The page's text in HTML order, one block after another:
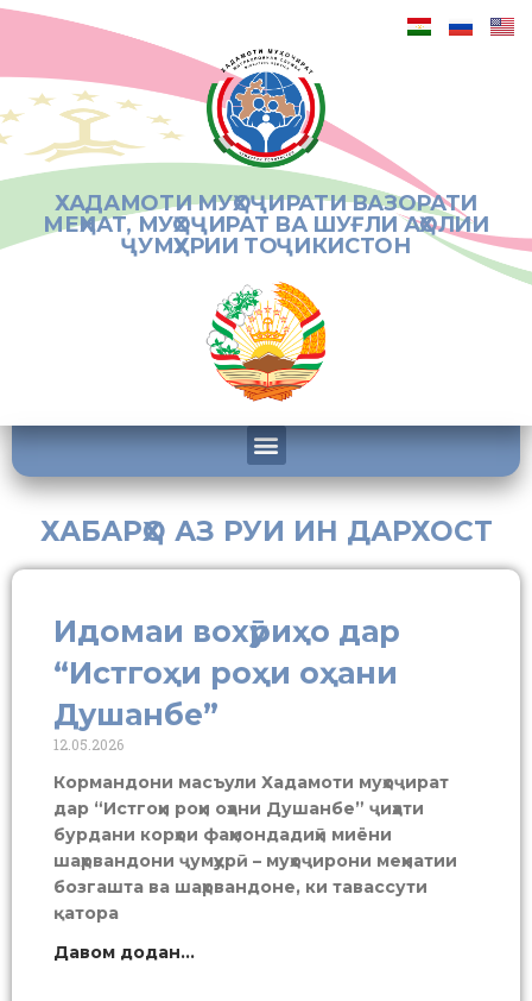
ХАДАМОТИ МУҲОҶИРАТИ ВАЗОРАТИ
МЕҲНАТ, МУҲОҶИРАТ ВА ШУҒЛИ АҲОЛИИ
ҶУМҲУРИИ ТОҶИКИСТОН
ХАБАРҲО АЗ РУИ ИН ДАРХОСТ
Идомаи вохӯриҳо дар
“Истгоҳи роҳи оҳани
Душанбе”
12.05.2026
Кормандони масъули Хадамоти муҳоҷират
дар “Истгоҳи роҳи оҳани Душанбе” ҷиҳати
бурдани корҳои фаҳмондадиҳӣ миёни
шаҳрвандони ҷумҳурӣ – муҳоҷирони меҳнатии
бозгашта ва шаҳрвандоне, ки тавассути
қатора
Давом додан...